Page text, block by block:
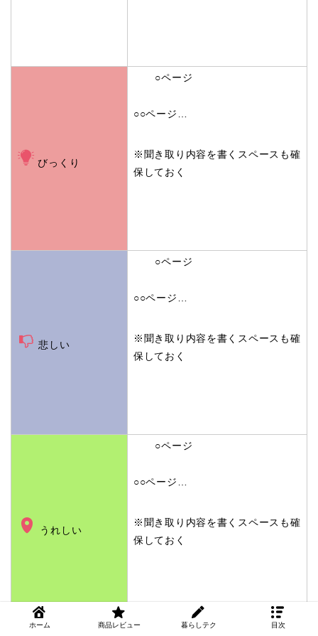
びっくり
○ページ
○○ページ…
※聞き取り内容を書くスペースも確
保しておく
悲しい
○ページ
○○ページ…
※聞き取り内容を書くスペースも確
保しておく
うれしい
○ページ
○○ページ…
※聞き取り内容を書くスペースも確
保しておく
○ページ
ホーム 商品レビュー 暮らしテク 目次